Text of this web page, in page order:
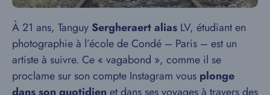
À 21 ans, Tanguy Sergheraert alias LV, étudiant en
photographie à l’école de Condé – Paris – est un
artiste à suivre. Ce « vagabond », comme il se
proclame sur son compte Instagram vous plonge